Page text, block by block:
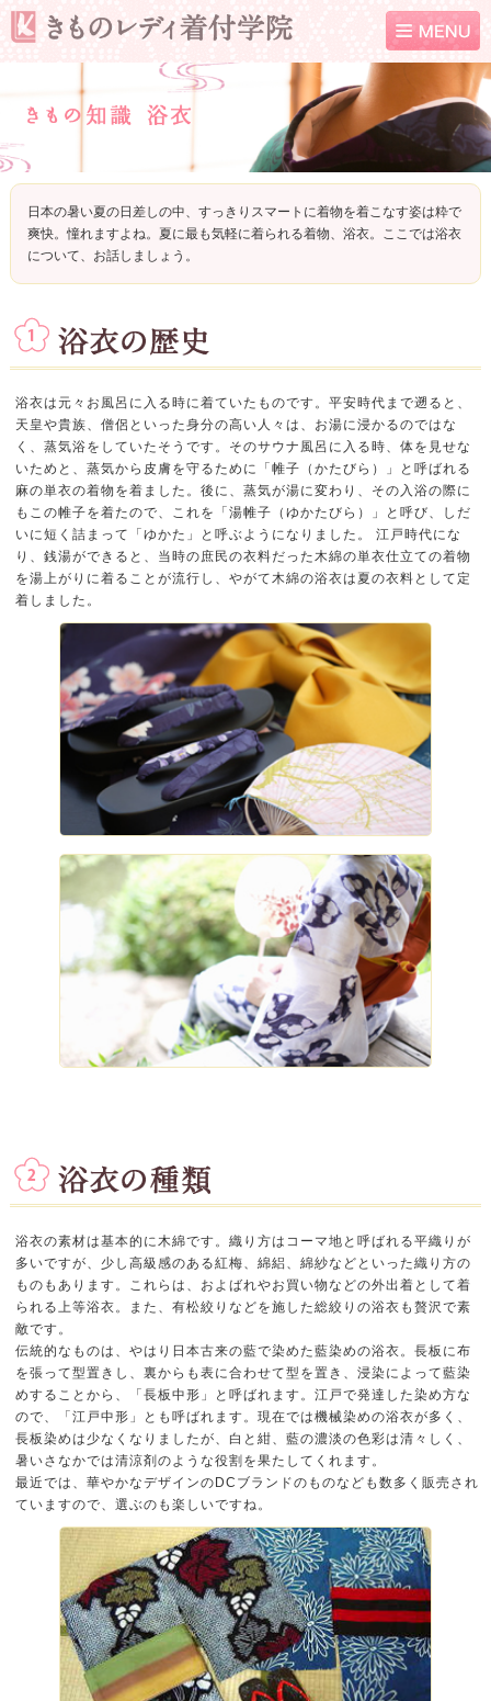
日本の暑い夏の日差しの中、すっきりスマートに着物を着こなす姿は粋で
爽快。憧れますよね。夏に最も気軽に着られる着物、浴衣。ここでは浴衣
について、お話しましょう。
浴衣は元々お風呂に入る時に着ていたものです。平安時代まで遡ると、
天皇や貴族、僧侶といった身分の高い人々は、お湯に浸かるのではな
く、蒸気浴をしていたそうです。そのサウナ風呂に入る時、体を見せな
いためと、蒸気から皮膚を守るために「帷子（かたびら）」と呼ばれる
麻の単衣の着物を着ました。後に、蒸気が湯に変わり、その入浴の際に
もこの帷子を着たので、これを「湯帷子（ゆかたびら）」と呼び、しだ
いに短く詰まって「ゆかた」と呼ぶようになりました。 江戸時代にな
り、銭湯ができると、当時の庶民の衣料だった木綿の単衣仕立ての着物
を湯上がりに着ることが流行し、やがて木綿の浴衣は夏の衣料として定
着しました。
浴衣の素材は基本的に木綿です。織り方はコーマ地と呼ばれる平織りが
多いですが、少し高級感のある紅梅、綿絽、綿紗などといった織り方の
ものもあります。これらは、およばれやお買い物などの外出着として着
られる上等浴衣。また、有松絞りなどを施した総絞りの浴衣も贅沢で素
敵です。
伝統的なものは、やはり日本古来の藍で染めた藍染めの浴衣。長板に布
を張って型置きし、裏からも表に合わせて型を置き、浸染によって藍染
めすることから、「長板中形」と呼ばれます。江戸で発達した染め方な
ので、「江戸中形」とも呼ばれます。現在では機械染めの浴衣が多く、
長板染めは少なくなりましたが、白と紺、藍の濃淡の色彩は清々しく、
暑いさなかでは清涼剤のような役割を果たしてくれます。
最近では、華やかなデザインのDCブランドのものなども数多く販売され
ていますので、選ぶのも楽しいですね。